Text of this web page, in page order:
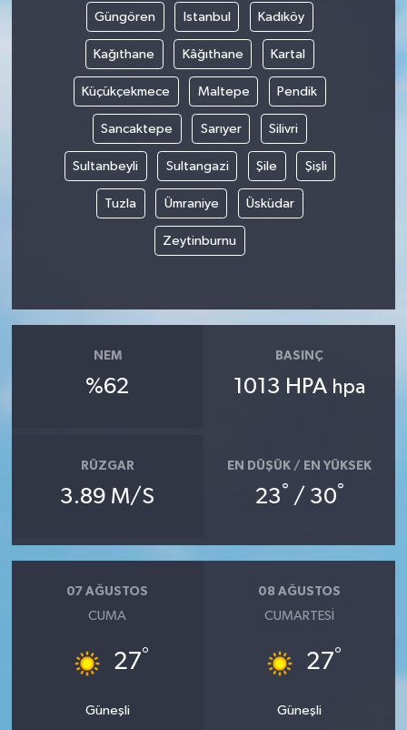
Güngören Istanbul Kadıköy
Kağıthane Kâğıthane Kartal
Küçükçekmece Maltepe Pendik
Sancaktepe Sarıyer Silivri
Sultanbeyli Sultangazi Şile Şişli
Tuzla Ümraniye Üsküdar
Zeytinburnu
NEM
%62
BASINÇ
1013 HPA hpa
RÜZGAR
3.89 M/S
EN DÜŞÜK / EN YÜKSEK
23° / 30°
07 AĞUSTOS
CUMA
27°
Güneşli
08 AĞUSTOS
CUMARTESI
27°
Güneşli